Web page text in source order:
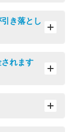
き落とし
れます